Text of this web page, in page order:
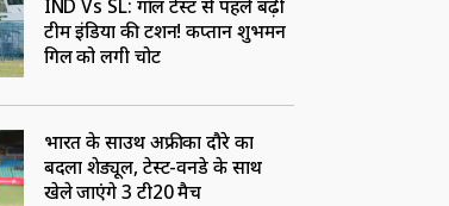
IND Vs SL: गॉल टेस्ट से पहले बढ़ी
टीम इंडिया की टेंशन! कप्तान शुभमन
गिल को लगी चोट
भारत के साउथ अफ्रीका दौरे का
बदला शेड्यूल, टेस्ट-वनडे के साथ
खेले जाएंगे 3 टी20 मैच